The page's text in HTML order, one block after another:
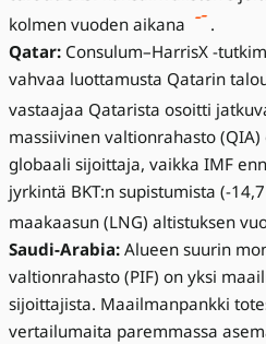
kolmen vuoden aikana
.
Qatar: Consulum–HarrisX -
vahvaa luottamusta Qatarin
vastaajaa Qatarista osoitti
massiivinen valtionrahasto
globaali sijoittaja, vaikka IMF
jyrkintä BKT:n supistumista (-
maakaasun (LNG) altistuksen
Saudi-Arabia: Alueen suurin
valtionrahasto (PIF) on yksi
sijoittajista. Maailmanpankki
vertailumaita paremmassa